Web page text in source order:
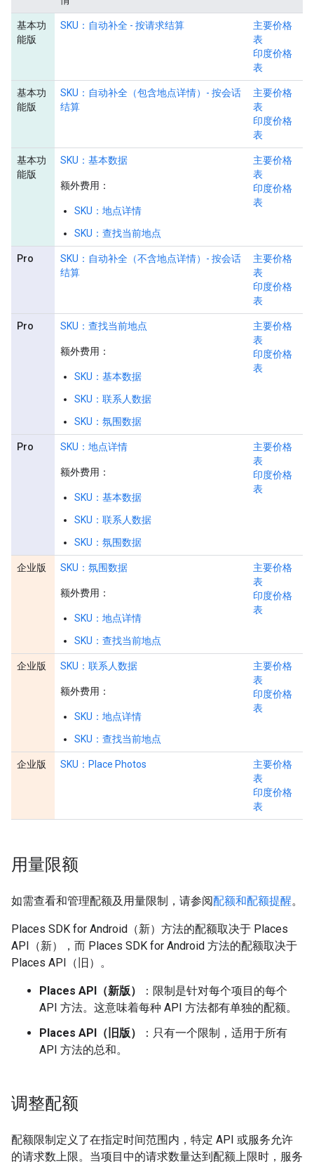
基本功
能版
SKU：自动补全 - 按请求结算
主要价格
表
印度价格
表
基本功
能版
SKU：自动补全（包含地点详情）- 按会话
结算
主要价格
表
印度价格
表
基本功
能版
SKU：基本数据
额外费用：
SKU：地点详情
SKU：查找当前地点
主要价格
表
印度价格
表
Pro
SKU：自动补全（不含地点详情）- 按会话
结算
主要价格
表
印度价格
表
Pro SKU：查找当前地点
额外费用：
SKU：基本数据
SKU：联系人数据
SKU：氛围数据
主要价格
表
印度价格
表
Pro SKU：地点详情
额外费用：
SKU：基本数据
SKU：联系人数据
SKU：氛围数据
主要价格
表
印度价格
表
企业版 SKU：氛围数据
额外费用：
SKU：地点详情
SKU：查找当前地点
主要价格
表
印度价格
表
企业版 SKU：联系人数据
额外费用：
SKU：地点详情
SKU：查找当前地点
主要价格
表
印度价格
表
企业版 SKU：Place Photos
主要价格
表
印度价格
表
用量限额
如需查看和管理配额及用量限制，请参阅配额和配额提醒。
Places SDK for Android（新）方法的配额取决于 Places
API（新），而 Places SDK for Android 方法的配额取决于
Places API（旧）。
Places API（新版）
：限制是针对每个项目的每个
API 方法。这意味着每种 API 方法都有单独的配额。
Places API（旧版）
：只有一个限制，适用于所有
API 方法的总和。
调整配额
配额限制定义了在指定时间范围内，特定 API 或服务允许
的请求数上限。当项目中的请求数量达到配额上限时，服务